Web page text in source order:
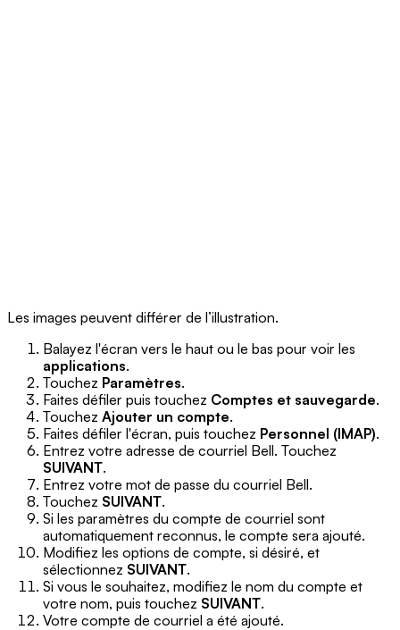
Les images peuvent différer de l’illustration.
Balayez l'écran vers le haut ou le bas pour voir les
applications.
Touchez Paramètres.
Faites défiler puis touchez Comptes et sauvegarde.
Touchez Ajouter un compte.
Faites défiler l'écran, puis touchez Personnel (IMAP).
Entrez votre adresse de courriel Bell. Touchez
SUIVANT.
Entrez votre mot de passe du courriel Bell.
Touchez SUIVANT.
Si les paramètres du compte de courriel sont
automatiquement reconnus, le compte sera ajouté.
Modifiez les options de compte, si désiré, et
sélectionnez SUIVANT.
Si vous le souhaitez, modifiez le nom du compte et
votre nom, puis touchez SUIVANT.
Votre compte de courriel a été ajouté.